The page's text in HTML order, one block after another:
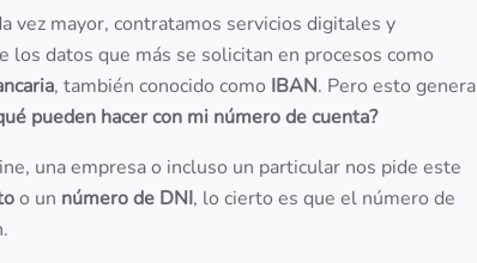
vez mayor, contratamos servicios digitales y
los datos que más se solicitan en procesos como
, también conocido como IBAN. Pero esto genera
pueden hacer con mi número de cuenta?
una empresa o incluso un particular nos pide este
o un número de DNI, lo cierto es que el número de